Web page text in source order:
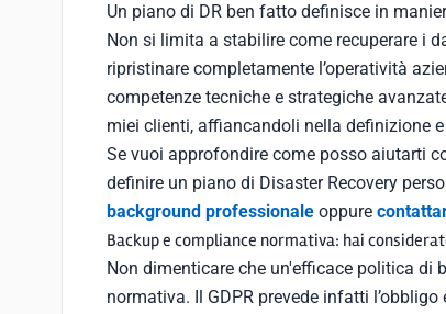
Un piano di DR ben fatto definisce in
Non si limita a stabilire come recuperare i
ripristinare completamente l’operatività
competenze tecniche e strategiche
miei clienti, affiancandoli nella definizione
Se vuoi approfondire come posso aiutarti
definire un piano di Disaster Recovery
background professionale oppure
Backup e compliance normativa: hai
Non dimenticare che un'efficace politica di
normativa. Il GDPR prevede infatti